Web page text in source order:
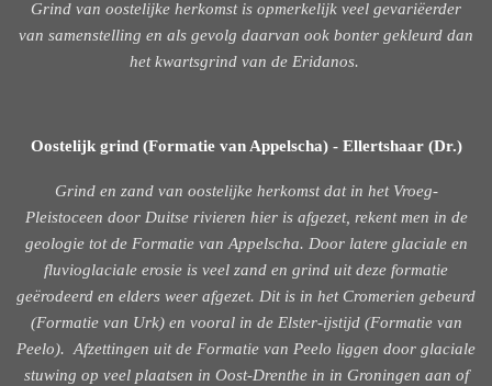
Grind van oostelijke herkomst is opmerkelijk veel gevariëerder
van samenstelling en als gevolg daarvan ook bonter gekleurd dan
het kwartsgrind van de Eridanos.
Oostelijk grind (Formatie van Appelscha) - Ellertshaar (Dr.)
Grind en zand van oostelijke herkomst dat in het Vroeg-
Pleistoceen door Duitse rivieren hier is afgezet, rekent men in de
geologie tot de Formatie van Appelscha. Door latere glaciale en
fluvioglaciale erosie is veel zand en grind uit deze formatie
geërodeerd en elders weer afgezet. Dit is in het Cromerien gebeurd
(Formatie van Urk) en vooral in de Elster-ijstijd (Formatie van
Peelo). Afzettingen uit de Formatie van Peelo liggen door glaciale
stuwing op veel plaatsen in Oost-Drenthe in in Groningen aan of